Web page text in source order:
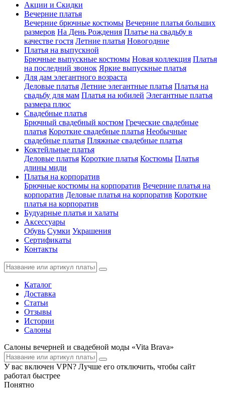
Акции и Скидки
Вечерние платья
Вечерние брючные костюмы Вечерние платья больших
размеров На День Рождения Платье на свадьбу в
качестве гостя Летние платья Новогодние
Платья на выпускной
Брючные выпускные костюмы Новая коллекция Платья
на последний звонок Яркие выпускные платья
Для дам элегантного возраста
Деловые платья Летние элегантные платья Платья на
свадьбу для мам Платья на юбилей Элегантные платья
размера плюс
Свадебные платья
Брючный свадебный костюм Греческие свадебные
платья Короткие свадебные платья Необычные
свадебные платья Пляжные свадебные платья
Коктейльные платья
Деловые платья Короткие платья Костюмы Платья
длины миди
Платья на корпоратив
Брючные костюмы на корпоратив Вечерние платья на
корпоратив Деловые платья на корпоратив Короткие
платья на корпоратив
Будуарные платья и халаты
Аксессуары
Обувь Сумки Украшения
Сертификаты
Контакты
Каталог
Доставка
Статьи
Отзывы
Истории
Салоны
Салоны вечерней и свадебной моды «Vita Brava»
У вас включен VPN? Лучше его отключить, чтобы сайт
работал быстрее
Понятно